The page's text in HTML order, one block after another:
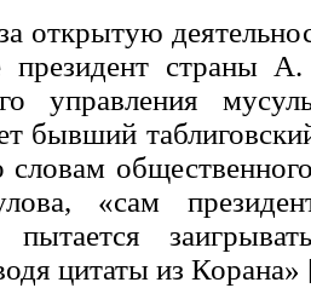
открытую
президент страны
управления
бывший
«сам
цитаты из Корана»